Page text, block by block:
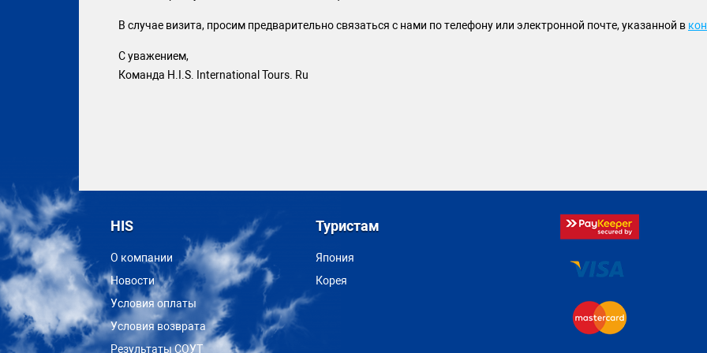
В случае визита, просим предварительно связаться с нами по телефону или электронной почте, указанной в
С уважением,
Команда H.I.S. International Tours. Ru
HIS
О компании
Новости
Условия оплаты
Условия возврата
Результаты СОУТ
Туристам
Япония
Корея